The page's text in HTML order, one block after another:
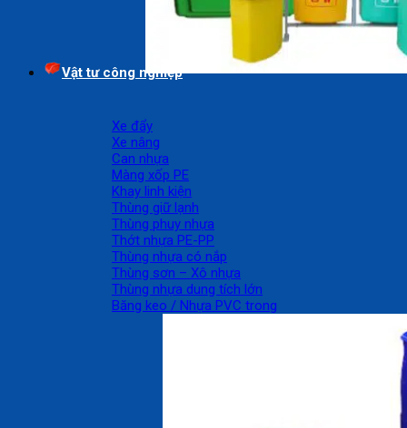
Vật tư công nghiệp
Xe đẩy
Xe nâng
Can nhựa
Màng xốp PE
Khay linh kiện
Thùng giữ lạnh
Thùng phuy nhựa
Thớt nhựa PE-PP
Thùng nhựa có nắp
Thùng sơn – Xô nhựa
Thùng nhựa dung tích lớn
Băng keo / Nhựa PVC trong